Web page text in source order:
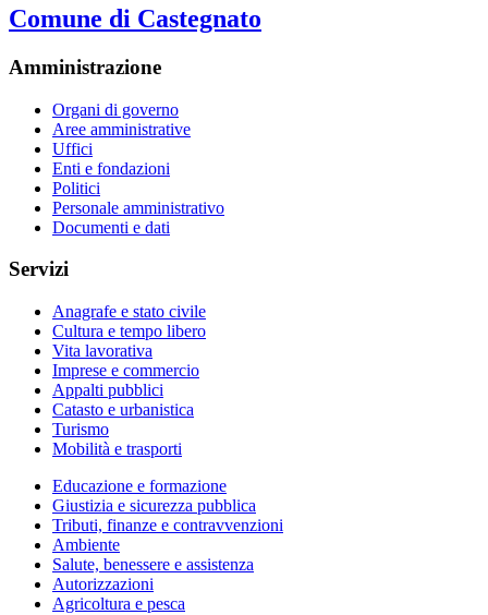
Comune di Castegnato
Amministrazione
Organi di governo
Aree amministrative
Uffici
Enti e fondazioni
Politici
Personale amministrativo
Documenti e dati
Servizi
Anagrafe e stato civile
Cultura e tempo libero
Vita lavorativa
Imprese e commercio
Appalti pubblici
Catasto e urbanistica
Turismo
Mobilità e trasporti
Educazione e formazione
Giustizia e sicurezza pubblica
Tributi, finanze e contravvenzioni
Ambiente
Salute, benessere e assistenza
Autorizzazioni
Agricoltura e pesca